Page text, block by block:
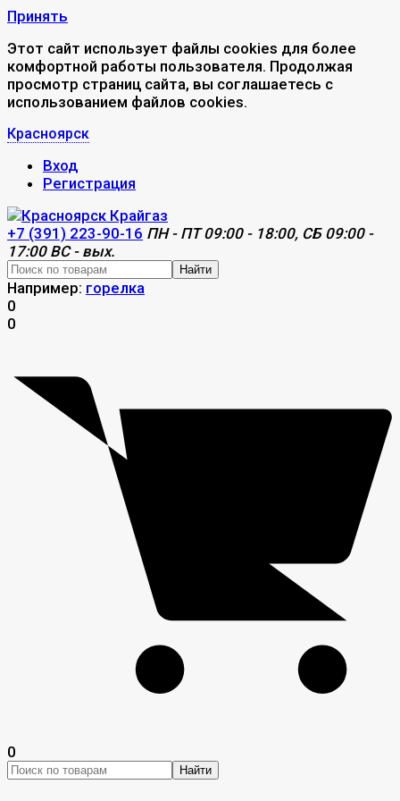
Принять
Этот сайт использует файлы cookies для более
комфортной работы пользователя. Продолжая
просмотр страниц сайта, вы соглашаетесь с
использованием файлов cookies.
Красноярск
Вход
Регистрация
+7 (391) 223-90-16 ПН - ПТ 09:00 - 18:00, СБ 09:00 -
17:00 ВС - вых.
Найти
Например: горелка
0
0
0
Найти